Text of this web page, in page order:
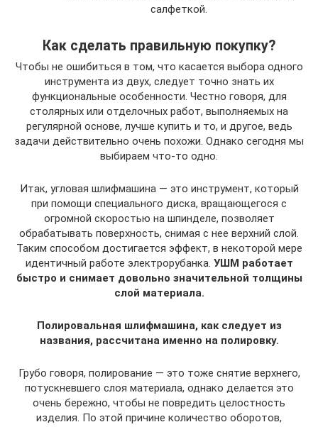
салфеткой.
Как сделать правильную покупку?
Чтобы не ошибиться в том, что касается выбора одного
инструмента из двух, следует точно знать их
функциональные особенности. Честно говоря, для
столярных или отделочных работ, выполняемых на
регулярной основе, лучше купить и то, и другое, ведь
задачи действительно очень похожи. Однако сегодня мы
выбираем что-то одно.
Итак, угловая шлифмашина — это инструмент, который
при помощи специального диска, вращающегося с
огромной скоростью на шпинделе, позволяет
обрабатывать поверхность, снимая с нее верхний слой.
Таким способом достигается эффект, в некоторой мере
идентичный работе электрорубанка. УШМ работает
быстро и снимает довольно значительной толщины
слой материала.
Полировальная шлифмашина, как следует из
названия, рассчитана именно на полировку.
Грубо говоря, полирование — это тоже снятие верхнего,
потускневшего слоя материала, однако делается это
очень бережно, чтобы не повредить целостность
изделия. По этой причине количество оборотов,